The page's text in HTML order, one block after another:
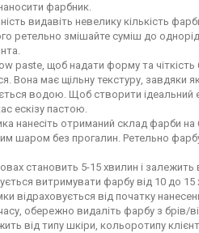
фарбник.
видавіть невелику кількість
ретельно змішайте суміш до
paste, щоб надати форму та
Вона має щільну текстуру, завдяки
водою. Щоб створити ідеальний
ескізу пастою.
нанесіть отриманий склад фарби
шаром без прогалин. Ретельно
становить 5-15 хвилин і залежить
витримувати фарбу від 10 до
відраховується від початку
обережно видаліть фарбу з
від типу шкіри, кольоротипу